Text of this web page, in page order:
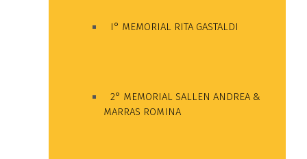
I° MEMORIAL RITA GASTALDI
2° MEMORIAL SALLEN ANDREA &
MARRAS ROMINA